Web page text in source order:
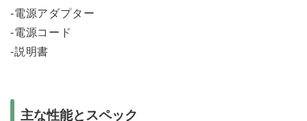
-電源アダプター
-電源コード
-説明書
主な性能とスペック